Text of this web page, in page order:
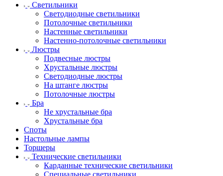
Светильники
Светодиодные светильники
Потолочные светильники
Настенные светильники
Настенно-потолочные светильники
Люстры
Подвесные люстры
Хрустальные люстры
Светодиодные люстры
На штанге люстры
Потолочные люстры
Бра
Не хрустальные бра
Хрустальные бра
Споты
Настольные лампы
Торшеры
Технические светильники
Карданные технические светильники
Специальные светильники